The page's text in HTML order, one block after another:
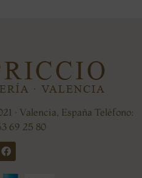
· Valencia, España Teléfono:
69 25 80